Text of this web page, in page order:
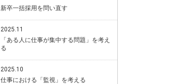
新卒一括採用を問い直す
2025.11
「ある人に仕事が集中する問題」を考え
る
2025.10
仕事における「監視」を考える